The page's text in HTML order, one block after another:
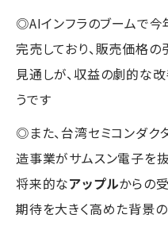
◎AIインフラのブームで
完売しており、販売価格
見通しが、収益の劇的な
うです
◎また、台湾セミコンダク
造事業がサムスン電子を
将来的なアップルからの
期待を大きく高めた背景